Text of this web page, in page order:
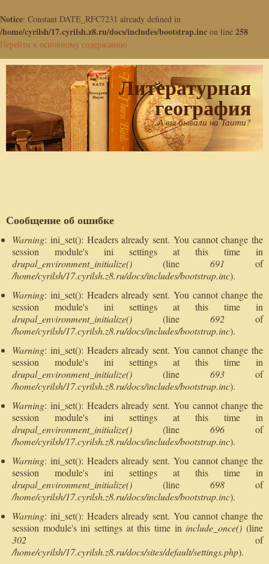
Notice: Constant DATE_RFC7231 already defined in
/home/cyrilsh/17.cyrilsh.z8.ru/docs/includes/bootstrap.inc on line 258
Перейти к основному содержанию
Литературная
география
А вы бывали на Таити?
Сообщение об ошибке
Warning: ini_set(): Headers already sent. You cannot change the
session module's ini settings at this time in
drupal_environment_initialize() (line 691 of
/home/cyrilsh/17.cyrilsh.z8.ru/docs/includes/bootstrap.inc).
Warning: ini_set(): Headers already sent. You cannot change the
session module's ini settings at this time in
drupal_environment_initialize() (line 692 of
/home/cyrilsh/17.cyrilsh.z8.ru/docs/includes/bootstrap.inc).
Warning: ini_set(): Headers already sent. You cannot change the
session module's ini settings at this time in
drupal_environment_initialize() (line 693 of
/home/cyrilsh/17.cyrilsh.z8.ru/docs/includes/bootstrap.inc).
Warning: ini_set(): Headers already sent. You cannot change the
session module's ini settings at this time in
drupal_environment_initialize() (line 696 of
/home/cyrilsh/17.cyrilsh.z8.ru/docs/includes/bootstrap.inc).
Warning: ini_set(): Headers already sent. You cannot change the
session module's ini settings at this time in
drupal_environment_initialize() (line 698 of
/home/cyrilsh/17.cyrilsh.z8.ru/docs/includes/bootstrap.inc).
Warning: ini_set(): Headers already sent. You cannot change the
session module's ini settings at this time in include_once() (line
302 of
/home/cyrilsh/17.cyrilsh.z8.ru/docs/sites/default/settings.php).